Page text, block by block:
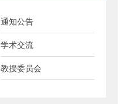
通知公告
学术交流
教授委员会